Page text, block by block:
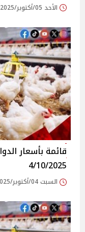
الأحد 05/أكتوبر/2025 - 10:39 ص
4/10/2025
السبت 04/أكتوبر/2025 - 12:23 م